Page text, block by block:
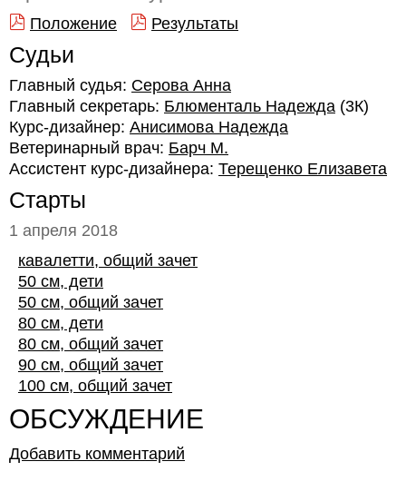
Положение Результаты
Судьи
Главный судья: Серова Анна
Главный секретарь: Блюменталь Надежда (3К)
Курс-дизайнер: Анисимова Надежда
Ветеринарный врач: Барч М.
Ассистент курс-дизайнера: Терещенко Елизавета
Старты
1 апреля 2018
кавалетти, общий зачет
50 см, дети
50 см, общий зачет
80 см, дети
80 см, общий зачет
90 см, общий зачет
100 см, общий зачет
ОБСУЖДЕНИЕ
Добавить комментарий